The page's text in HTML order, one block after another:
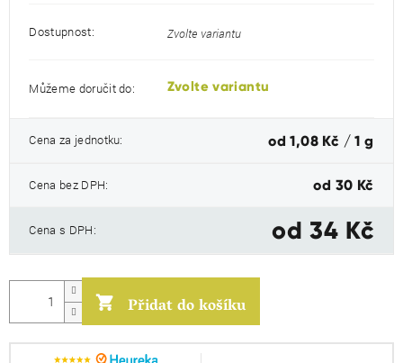
Dostupnost: Zvolte variantu
Můžeme doručit do: Zvolte variantu
Cena za jednotku:
Měrná
od 1,08 Kč / 1 g
Cena bez DPH: od 30 Kč
Cena s DPH: od34 Kč
Přidat do košíku